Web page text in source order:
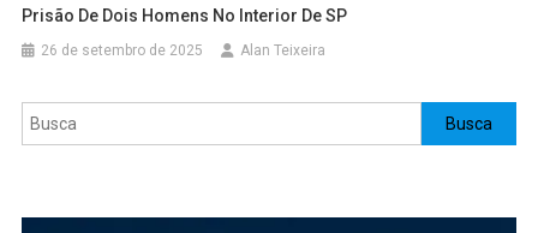
Prisão De Dois Homens No Interior De SP
26 de setembro de 2025 Alan Teixeira
Pesquisar Busca